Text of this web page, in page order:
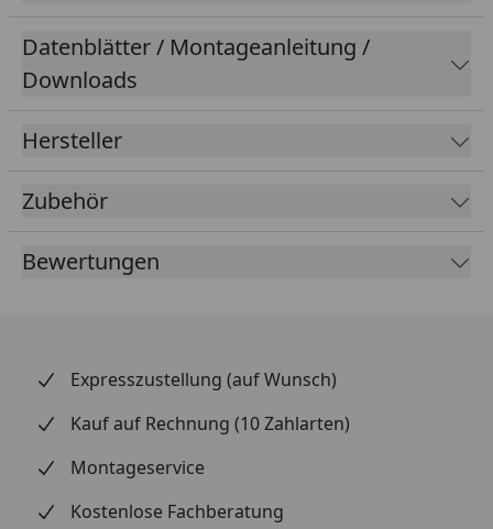
Ob klassisch weiß, natürliche Holz-Optik oder bunt
bemalt – richtig kombiniert, sorgen sie für
Oberfläche:
Erscheinungsbild:
Holznachbildung
Farbbereich:
Verlegung:
Verlegung:
Montage mit Befestigungsklipp /
mit silikonfreien Montagekleber
Profilart:
eckig
Datenblätter / Montageanleitung /
Downloads
Hersteller
Zubehör
Bewertungen
Expresszustellung (auf Wunsch)
Kauf auf Rechnung (10 Zahlarten)
Montageservice
Kostenlose Fachberatung